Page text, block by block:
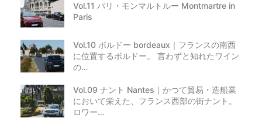
Vol.11 パリ・モンマルトルー Montmartre in
Paris
Vol.10 ボルドー bordeaux｜フランスの南西
に位置するボルドー。 言わずと知れたワイン
の…
Vol.09 ナント Nantes｜かつて貿易・造船業
において栄えた、フランス西部の街ナント。
ロワー…